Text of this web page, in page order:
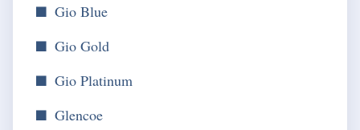
Gio Blue
Gio Gold
Gio Platinum
Glencoe